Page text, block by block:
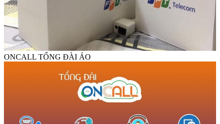
ONCALL TỔNG ĐÀI ẢO